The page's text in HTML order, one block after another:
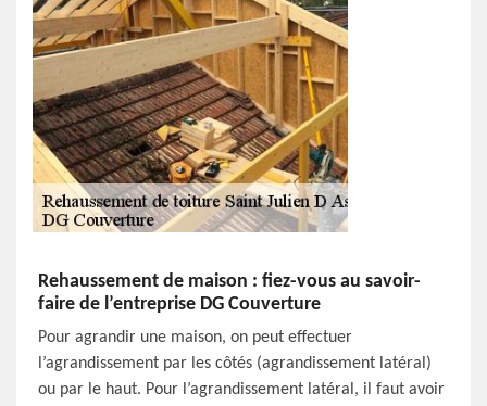
Rehaussement de maison : fiez-vous au savoir-
faire de l’entreprise DG Couverture
Pour agrandir une maison, on peut effectuer
l’agrandissement par les côtés (agrandissement latéral)
ou par le haut. Pour l’agrandissement latéral, il faut avoir